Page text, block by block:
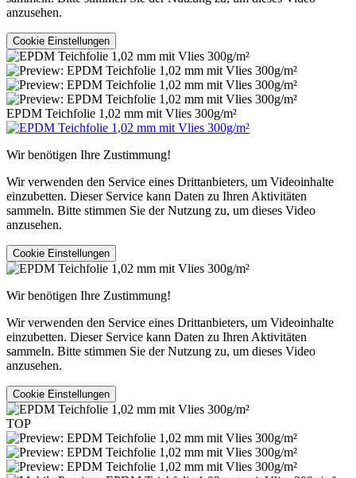
anzusehen.
Cookie Einstellungen
EPDM Teichfolie 1,02 mm mit Vlies 300g/m²
Wir benötigen Ihre Zustimmung!
Wir verwenden den Service eines Drittanbieters, um Videoinhalte
einzubetten. Dieser Service kann Daten zu Ihren Aktivitäten
sammeln. Bitte stimmen Sie der Nutzung zu, um dieses Video
anzusehen.
Cookie Einstellungen
Wir benötigen Ihre Zustimmung!
Wir verwenden den Service eines Drittanbieters, um Videoinhalte
einzubetten. Dieser Service kann Daten zu Ihren Aktivitäten
sammeln. Bitte stimmen Sie der Nutzung zu, um dieses Video
anzusehen.
Cookie Einstellungen
TOP